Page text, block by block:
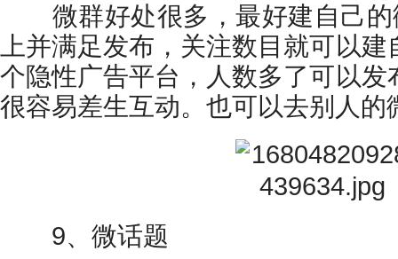
微群好处很多，最好建自己的
上并满足发布，关注数目就可以
个隐性广告平台，人数多了可以
很容易差生互动。也可以去别人的
9、微话题